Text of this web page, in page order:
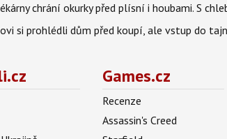
chrání okurky před plísní i houbami. S
si prohlédli dům před koupí, ale vstup do
Games.cz
Recenze
Assassin's Creed